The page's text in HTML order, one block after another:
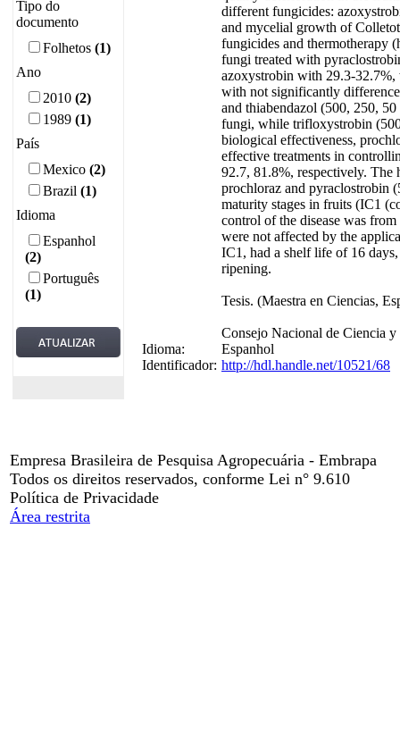
Tipo do
documento
Folhetos (1)
Ano
2010 (2)
1989 (1)
País
Mexico (2)
Brazil (1)
Idioma
Espanhol
(2)
Português
(1)
different fungicides:
and mycelial growth of
fungicides and thermotherapy
fungi treated with
azoxystrobin with 29.3-
with not significantly
and thiabendazol (500, 250,
fungi, while trifloxystrobin
biological effectiveness,
effective treatments in
92.7, 81.8%, respectively. The
prochloraz and pyraclostrobin
maturity stages in fruits (IC1
control of the disease was
were not affected by the
IC1, had a shelf life of 16
ripening.
Tesis. (Maestra en Ciencias,
Consejo Nacional de Ciencia
Idioma:
Espanhol
Identificador: http://hdl.handle.net/10521/68
Empresa Brasileira de Pesquisa Agropecuária - Embrapa
Todos os direitos reservados, conforme Lei n° 9.610
Política de Privacidade
Área restrita